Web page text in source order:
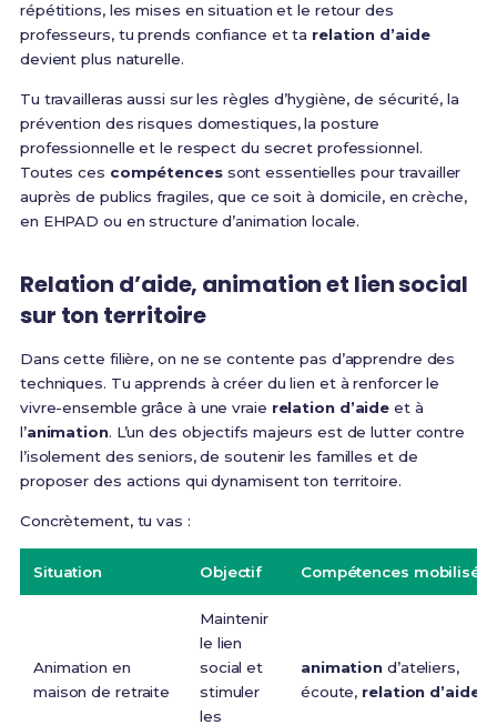
répétitions, les mises en situation et le retour des
professeurs, tu prends confiance et ta relation d’aide
devient plus naturelle.
Tu travailleras aussi sur les règles d’hygiène, de sécurité, la
prévention des risques domestiques, la posture
professionnelle et le respect du secret professionnel.
Toutes ces compétencessont essentielles pour travailler
auprès de publics fragiles, que ce soit à domicile, en crèche,
en EHPAD ou en structure d’animation locale.
Relation d’aide, animation et lien social
sur ton territoire
Dans cette filière, on ne se contente pas d’apprendre des
techniques. Tu apprends à créer du lien et à renforcer le
vivre-ensemble grâce à une vraie relation d’aide et à
l’animation. L’un des objectifs majeurs est de lutter contre
l’isolement des seniors, de soutenir les familles et de
proposer des actions qui dynamisent ton territoire.
Concrètement, tu vas :
Situation Objectif Compétences
Animation en
maison de retraite
Maintenir
le lien
social et
stimuler
les
animation d’ateliers,
écoute, relation d’aide